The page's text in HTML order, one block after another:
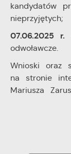
kandydatów
nieprzyjętych;
07.06.2025
odwoławcze.
Wnioski oraz
na stronie
Mariusza